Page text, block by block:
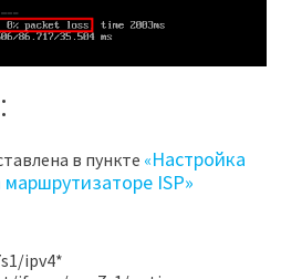
в пункте «Настройка
ISP»
ipv4*